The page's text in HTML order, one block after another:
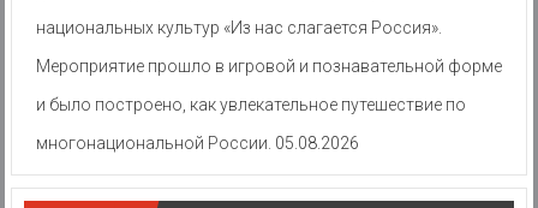
национальных культур «Из нас слагается Россия».
Мероприятие прошло в игровой и познавательной форме
и было построено, как увлекательное путешествие по
многонациональной России. 05.08.2026